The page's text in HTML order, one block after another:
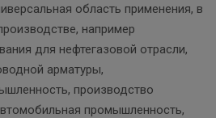
область применения, в
например
для нефтегазовой отрасли,
арматуры,
производство
промышленность,